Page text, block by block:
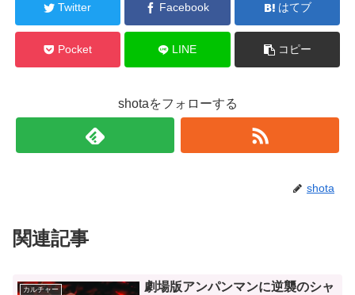
Twitter Facebook はてブ
Pocket LINE コピー
shotaをフォローする
shota
関連記事
カルチャー
劇場版アンパンマンに逆襲のシャ